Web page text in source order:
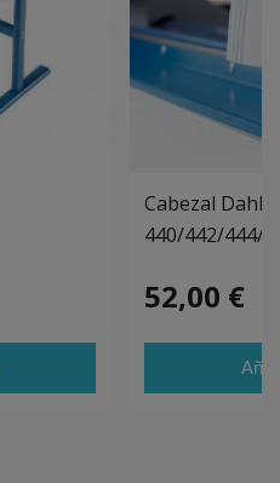
Cabezal Dahle
440/442/444/
52,00 €